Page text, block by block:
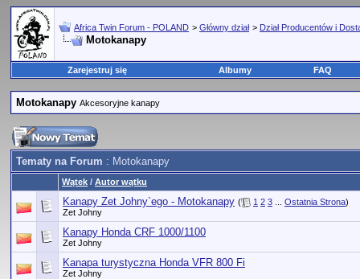
Africa Twin Forum - POLAND > Główny dział > Dział Producentów i
Motokanapy
Zarejestruj się Albumy FAQ
Motokanapy Akcesoryjne kanapy
Tematy na Forum : Motokanapy
Wątek / Autor wątku
Kanapy Zet Johny`ego - Motokanapy ( 1 2 3 Ostatnia Strona)
Zet Johny
Kanapy Honda CRF 1000/1100
Zet Johny
Kanapa turystyczna Honda VFR 800 Fi
Zet Johny